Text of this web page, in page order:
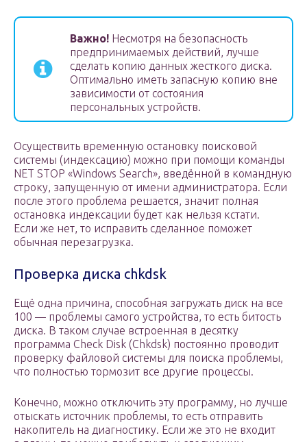
Важно! Несмотря на безопасность
предпринимаемых действий, лучше
сделать копию данных жесткого диска.
Оптимально иметь запасную копию вне
зависимости от состояния
персональных устройств.
Осуществить временную остановку поисковой
системы (индексацию) можно при помощи команды
NET STOP «Windows Search», введённой в командную
строку, запущенную от имени администратора. Если
после этого проблема решается, значит полная
остановка индексации будет как нельзя кстати.
Если же нет, то исправить сделанное поможет
обычная перезагрузка.
Проверка диска chkdsk
Ещё одна причина, способная загружать диск на все
100 — проблемы самого устройства, то есть битость
диска. В таком случае встроенная в десятку
программа Check Disk (Chkdsk) постоянно проводит
проверку файловой системы для поиска проблемы,
что полностью тормозит все другие процессы.
Конечно, можно отключить эту программу, но лучше
отыскать источник проблемы, то есть отправить
накопитель на диагностику. Если же это не входит